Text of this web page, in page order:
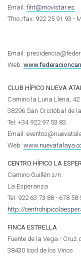
Email: fiht@movistar.es
Tfno./fax: 922 25 91 93 -
Email:
Web:
CLUB HÍPICO NUEVA
Camino la Luna Llena, 42
38296 San Cristóbal de
Tel: +34 922 97 53 83
Email:
Web:
CENTRO HÍPICO LA
Camino Guillén s/n
La Esperanza
Tel. 922 63 73 88 - 678 58
http://
FINCA ESTRELLA
Fuente de la Vega - Cruz
38430 Icod de los Vinos